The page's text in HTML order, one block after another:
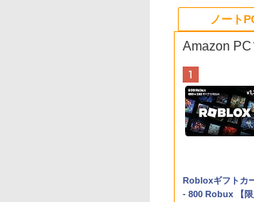
ノート
Apple 2026
MacBook Neo
Amazon
Robloxギフトカ
- 800 Robux 【